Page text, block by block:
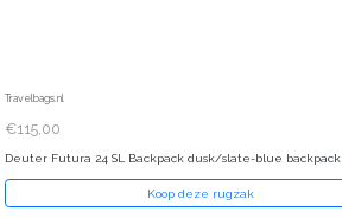
Travelbags.nl
€115,00
Deuter Futura 24 SL Backpack dusk/slate-blue backpack
Koop deze rugzak